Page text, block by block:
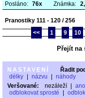
Posláno: 76x Známka:
Pranostiky 111 - 120 / 256
<<
1 9 10
Přejít na
NASTAVENÍ Řadit
délky
názvu
náhody
Veršované:
nezáleží ano
odblokovat sprosté